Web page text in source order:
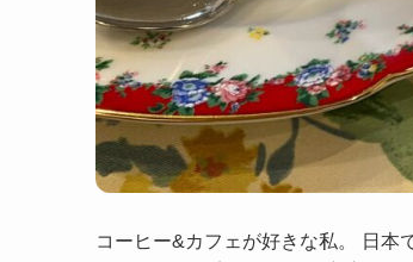
コーヒー&カフェが好きな私。 日本